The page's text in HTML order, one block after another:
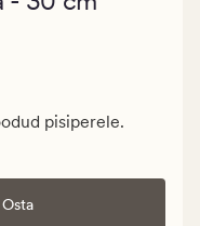
pisiperele.
Osta